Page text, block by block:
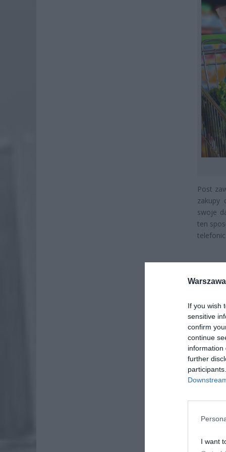
If you wish
sensitive
confirm
continue
information
further
I want
Post
zakupy
swoje
ten